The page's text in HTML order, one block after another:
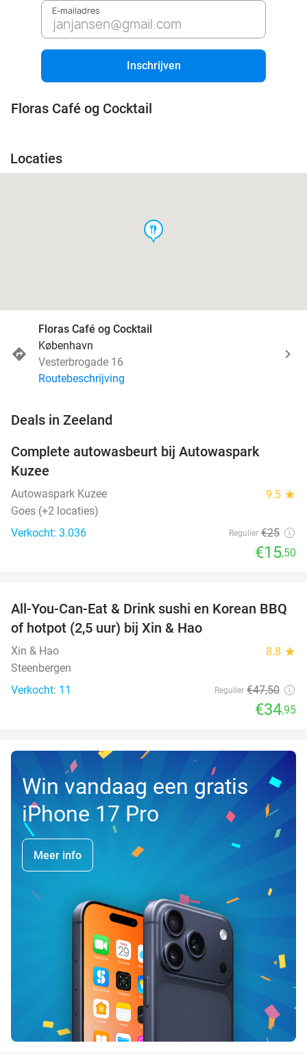
E-mailadres
Inschrijven
Floras Café og Cocktail
Locaties
food
Floras Café og Cocktail
København
Vesterbrogade 16
Routebeschrijving
Deals in Zeeland
Complete autowasbeurt bij Autowaspark
Kuzee
Autowaspark Kuzee 9.5 star
Goes (+2 locaties)
Verkocht: 3.036
Regulier €25
€15,50
26%
TODAY
All-You-Can-Eat & Drink sushi en Korean BBQ
of hotpot (2,5 uur) bij Xin & Hao
Xin & Hao 8.8 star
Steenbergen
Verkocht: 11
Regulier €47,50
€34,95
Win vandaag een gratis
iPhone 17 Pro
Meer info